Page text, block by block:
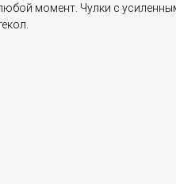
момент. Чулки с